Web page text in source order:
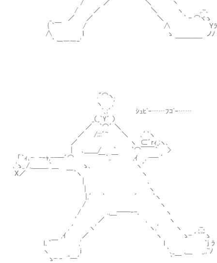
/ ／ ＼ 丶
/ ／ ＼ ヽ ,.-､
_ ／ ／ ＼ ｀ ｰ ⌒ヾゝ
{ ｀￣ / ∧ Ｙﾗ
∧ ｌ ゝ ノﾉ
｀ ー――‐' ￣￣￣￣
."⌒ヽ.
ヽ ,'
ﾞ､;´ ｼｭﾋﾟｰ……ﾌｺﾞｰ……
_（_｀Y´ ）
／ ｀⌒´ ＼
／ /;;:´~ ＼ ､´｀ヽ
／ ヽ ⊂´rｨ_;ヽ､
| ､＿＿/ ｀ ｀⌒￣￣｀ >
「｀ｨ､- -‐ｬ,--─´⌒ ￣｀,.￣ ,ｲ , -─ ´
､'ゝ_ /,_＿＿_｀＿ ゝ､ ヽ´
X／ ￣｀ヽ ヽ
| ､
| ヽ
|,´ ｀ ´ ｀ヽ
/ ヽ
/ .,＿──‐-､ ヽ
′ ／ ､ ヽ
, ′ ヽ' ヽ,´ ヽ ,-､
,ｲ ／ ヽ ゝ- ´｀'"ゝ
l､｀￣ ,' l ｀j ﾗ
ヽ ｉ ｀､_ ,＿ _.,~ﾉ
ゝ- ‐ ^─´ ｀ ￣